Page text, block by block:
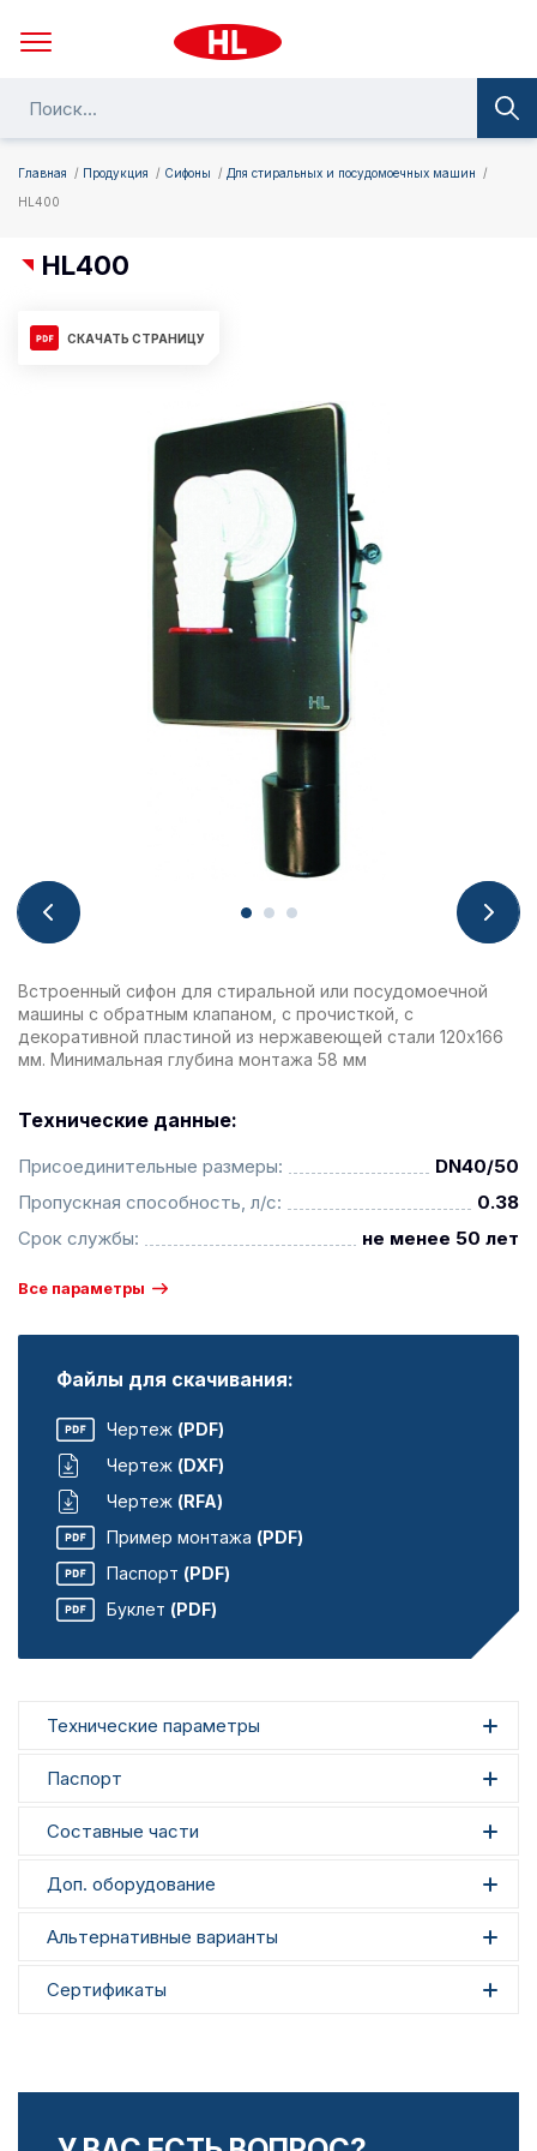
Главная Продукция Сифоны
Для стиральных и посудомоечных машин
HL400
HL400
СКАЧАТЬ СТРАНИЦУ
Встроенный сифон для стиральной или посудомоечной
машины с обратным клапаном, с прочисткой, с
декоративной пластиной из нержавеющей стали 120х166
мм. Минимальная глубина монтажа 58 мм
Технические данные:
Присоединительные размеры:
DN40/50
Пропускная способность, л/с:
0.38
Срок службы:
не менее 50 лет
Все параметры
Файлы для скачивания:
Чертеж (PDF)
Чертеж (DXF)
Чертеж (RFA)
Пример монтажа (PDF)
Паспорт (PDF)
Буклет (PDF)
Технические параметры
Паспорт
Составные части
Доп. оборудование
Альтернативные варианты
Сертификаты